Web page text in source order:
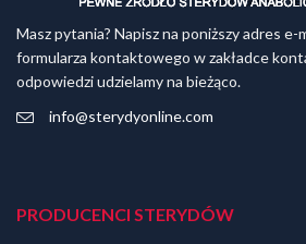
Masz pytania? Napisz na poniższy adres e-
formularza kontaktowego w zakładce
odpowiedzi udzielamy na bieżąco.
info@sterydyonline.com
PRODUCENCI STERYDÓW